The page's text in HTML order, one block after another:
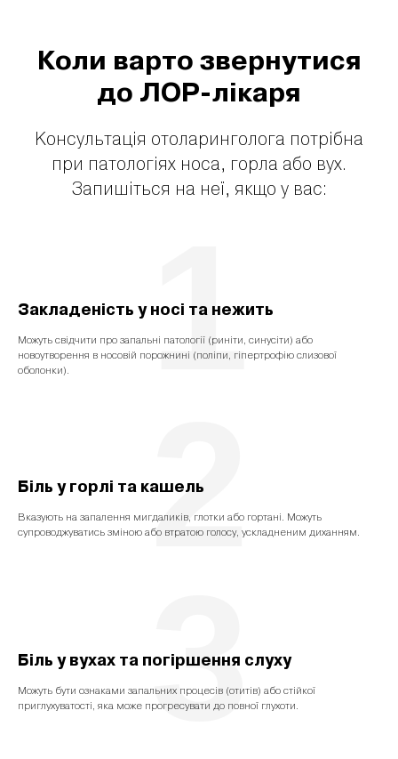
Коли варто звернутися
до ЛОР-лікаря
Консультація отоларинголога потрібна
при патологіях носа, горла або вух.
Запишіться на неї, якщо у вас:
Закладеність у носі та нежить
Можуть свідчити про запальні патології (риніти, синусіти) або
новоутворення в носовій порожнині (поліпи, гіпертрофію слизової
оболонки).
1
Біль у горлі та кашель
Вказують на запалення мигдаликів, глотки або гортані. Можуть
супроводжуватись зміною або втратою голосу, ускладненим диханням.
2
Біль у вухах та погіршення слуху
Можуть бути ознаками запальних процесів (отитів) або стійкої
приглухуватості, яка може прогресувати до повної глухоти.
3